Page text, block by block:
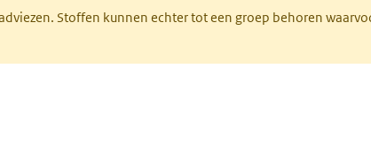
Stoffen kunnen echter tot een groep behoren